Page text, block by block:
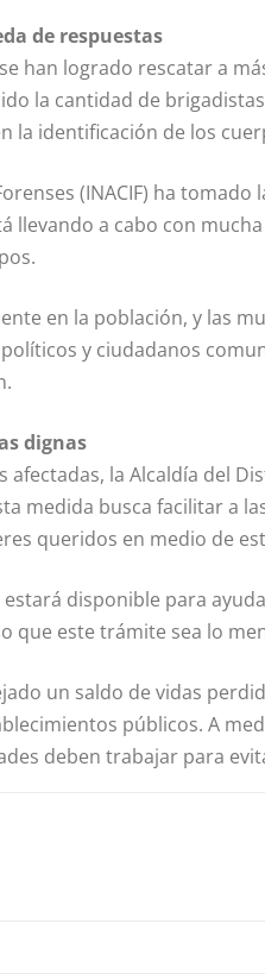
de respuestas
han logrado rescatar a
la cantidad de
la identificación de los
(INACIF) ha
llevando a cabo con
en la población, y las
y ciudadanos
dignas
afectadas, la Alcaldía del
medida busca facilitar a
queridos en medio de
disponible para
que este trámite sea lo
un saldo de vidas
públicos. A
deben trabajar para